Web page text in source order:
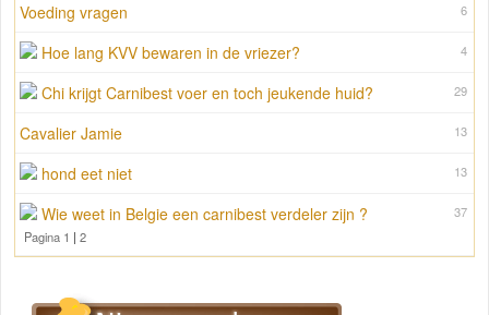
6
Voeding vragen
4
Hoe lang KVV bewaren in de vriezer?
29
Chi krijgt Carnibest voer en toch jeukende huid?
13
Cavalier Jamie
13
hond eet niet
37
Wie weet in Belgie een carnibest verdeler zijn ?
Pagina 1 | 2